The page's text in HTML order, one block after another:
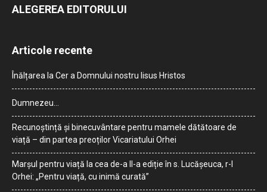
ALEGEREA EDITORULUI
Articole recente
Înălțarea la Cer a Domnului nostru Iisus Hristos
Dumnezeu…
Recunoștință și binecuvântare pentru mamele dătătoare de
viață – din partea preoților Vicariatului Orhei
Marșul pentru viață la cea de-a II-a ediție în s. Lucășeuca, r-l
Orhei: „Pentru viață, cu inimă curată”